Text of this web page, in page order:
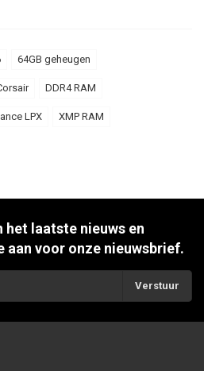
64GB geheugen
DDR4 RAM
LPX XMP RAM
het laatste nieuws en
aan voor onze nieuwsbrief.
Verstuur